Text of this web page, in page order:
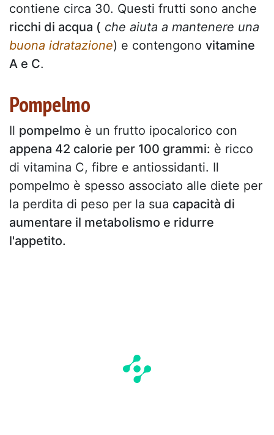
contiene circa 30. Questi frutti sono anche
ricchi di acqua ( che aiuta a mantenere una
buona idratazione) e contengono vitamine
A e C.
Pompelmo
Il pompelmo è un frutto ipocalorico con
appena 42 calorie per 100 grammi: è ricco
di vitamina C, fibre e antiossidanti. Il
pompelmo è spesso associato alle diete per
la perdita di peso per la sua capacità di
aumentare il metabolismo e ridurre
l'appetito.